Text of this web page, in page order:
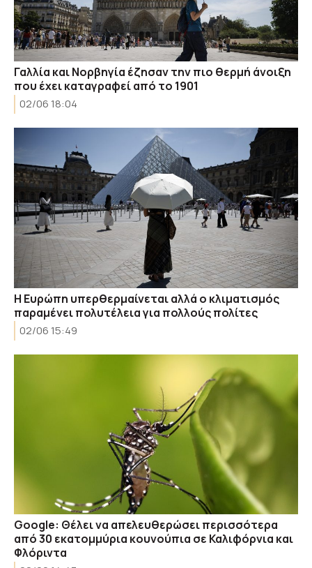
Γαλλία και Νορβηγία έζησαν την πιο θερμή άνοιξη
που έχει καταγραφεί από το 1901
02/06 18:04
Η Ευρώπη υπερθερμαίνεται αλλά ο κλιματισμός
παραμένει πολυτέλεια για πολλούς πολίτες
02/06 15:49
Google: Θέλει να απελευθερώσει περισσότερα
από 30 εκατομμύρια κουνούπια σε Καλιφόρνια και
Φλόριντα